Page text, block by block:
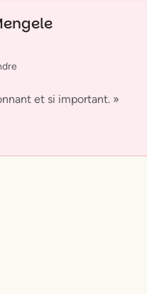
et si important. »